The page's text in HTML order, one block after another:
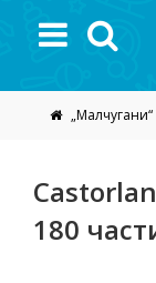
„Малчугани“
180